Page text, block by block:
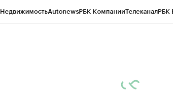
НедвижимостьAutonewsРБК КомпанииТелеканалРБК